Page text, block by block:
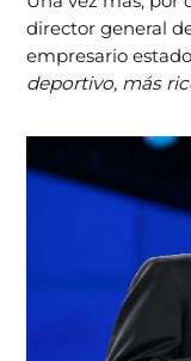
director general
empresario
deportivo, más